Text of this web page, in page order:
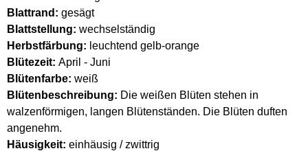
Blattrand: gesägt
Blattstellung: wechselständig
Herbstfärbung: leuchtend gelb-orange
Blütezeit: April - Juni
Blütenfarbe: weiß
Blütenbeschreibung: Die weißen Blüten stehen in
walzenförmigen, langen Blütenständen. Die Blüten duften
angenehm.
Häusigkeit: einhäusig / zwittrig